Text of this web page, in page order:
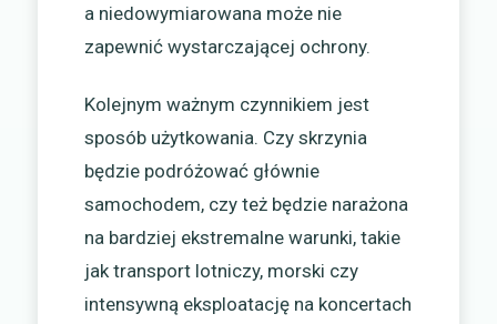
a niedowymiarowana może nie
zapewnić wystarczającej ochrony.
Kolejnym ważnym czynnikiem jest
sposób użytkowania. Czy skrzynia
będzie podróżować głównie
samochodem, czy też będzie narażona
na bardziej ekstremalne warunki, takie
jak transport lotniczy, morski czy
intensywną eksploatację na koncertach